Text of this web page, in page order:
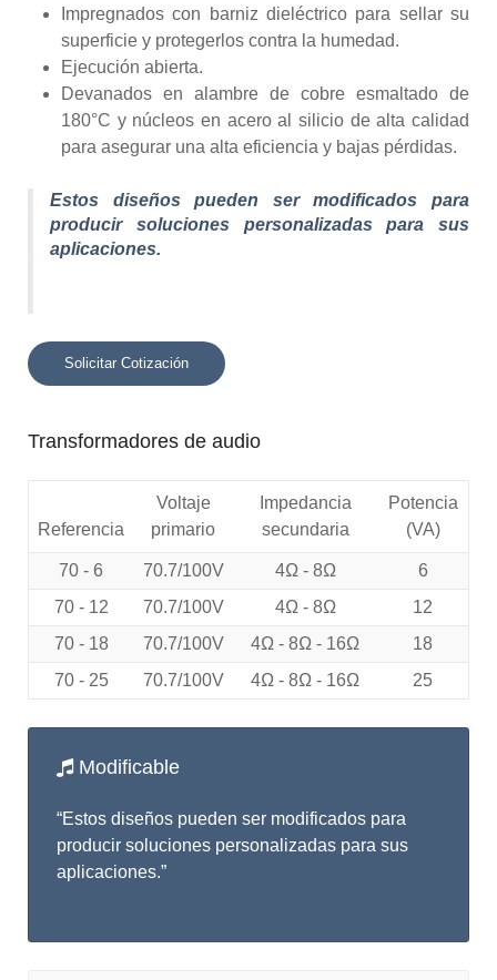
Impregnados con barniz dieléctrico para sellar su
superficie y protegerlos contra la humedad.
Ejecución abierta.
Devanados en alambre de cobre esmaltado de
180°C y núcleos en acero al silicio de alta calidad
para asegurar una alta eficiencia y bajas pérdidas.
Estos diseños pueden ser modificados para
producir soluciones personalizadas para sus
aplicaciones.
Solicitar Cotización
Transformadores de audio
Referencia
Voltaje
primario
Impedancia
secundaria
Potencia
(VA)
70 - 6 70.7/100V 4Ω - 8Ω
6
70 - 12
70.7/100V 4Ω - 8Ω
12
70 - 18
70.7/100V 4Ω - 8Ω - 16Ω
18
70 - 25
70.7/100V 4Ω - 8Ω - 16Ω 25
Modificable
“Estos diseños pueden ser modificados para
producir soluciones personalizadas para sus
aplicaciones.”